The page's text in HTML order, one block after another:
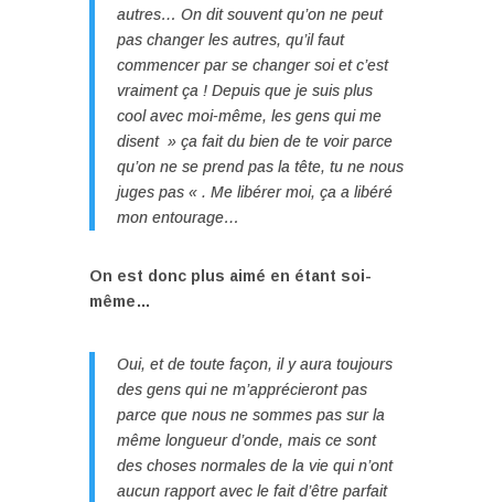
autres… On dit souvent qu’on ne peut
pas changer les autres, qu’il faut
commencer par se changer soi et c’est
vraiment ça ! Depuis que je suis plus
cool avec moi-même, les gens qui me
disent » ça fait du bien de te voir parce
qu’on ne se prend pas la tête, tu ne nous
juges pas « . Me libérer moi, ça a libéré
mon entourage…
On est donc plus aimé en étant soi-
même…
Oui, et de toute façon, il y aura toujours
des gens qui ne m’apprécieront pas
parce que nous ne sommes pas sur la
même longueur d’onde, mais ce sont
des choses normales de la vie qui n’ont
aucun rapport avec le fait d’être parfait